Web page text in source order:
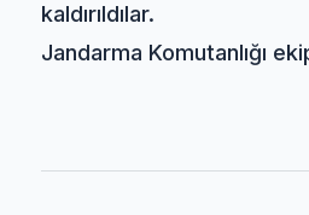
kaldırıldılar.
Jandarma Komutanlığı